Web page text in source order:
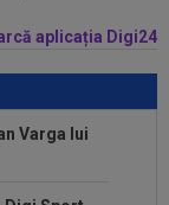
aplicația Digi24
2...
Varga lui